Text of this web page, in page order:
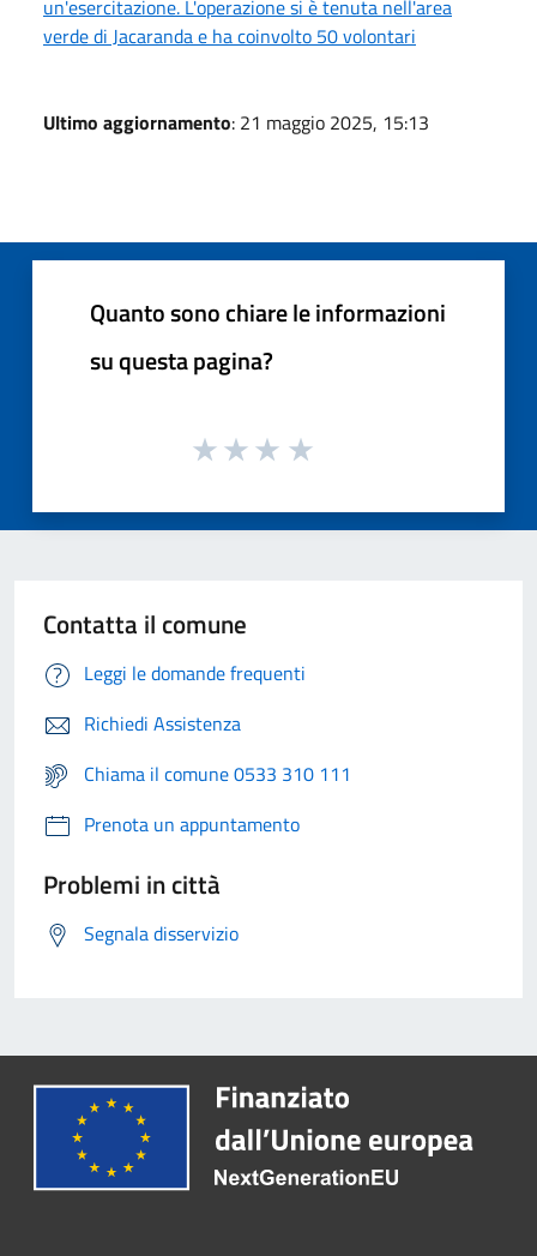
un'esercitazione. L'operazione si è tenuta nell'area
verde di Jacaranda e ha coinvolto 50 volontari
Ultimo aggiornamento: 21 maggio 2025, 15:13
Quanto sono chiare le informazioni
su questa pagina?
Contatta il comune
Leggi le domande frequenti
Richiedi Assistenza
Chiama il comune 0533 310 111
Prenota un appuntamento
Problemi in città
Segnala disservizio